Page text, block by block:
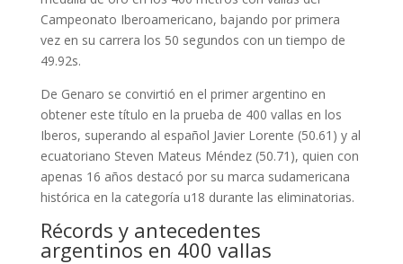
Campeonato Iberoamericano, bajando por primera
vez en su carrera los 50 segundos con un tiempo de
49.92s.
De Genaro se convirtió en el primer argentino en
obtener este título en la prueba de 400 vallas en los
Iberos, superando al español Javier Lorente (50.61) y al
ecuatoriano Steven Mateus Méndez (50.71), quien con
apenas 16 años destacó por su marca sudamericana
histórica en la categoría u18 durante las eliminatorias.
Récords y antecedentes
argentinos en 400 vallas